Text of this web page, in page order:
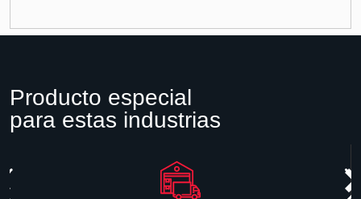
Producto especial
para estas industrias